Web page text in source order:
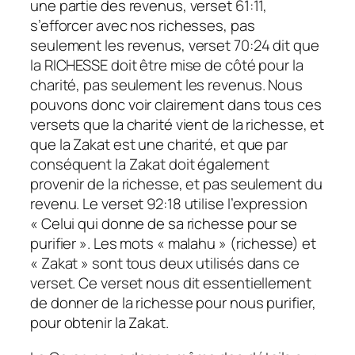
une partie des revenus, verset 61:11,
s’efforcer avec nos richesses, pas
seulement les revenus, verset 70:24 dit que
la RICHESSE doit être mise de côté pour la
charité, pas seulement les revenus. Nous
pouvons donc voir clairement dans tous ces
versets que la charité vient de la richesse, et
que la Zakat est une charité, et que par
conséquent la Zakat doit également
provenir de la richesse, et pas seulement du
revenu. Le verset 92:18 utilise l’expression
« Celui qui donne de sa richesse pour se
purifier ». Les mots « malahu » (richesse) et
« Zakat » sont tous deux utilisés dans ce
verset. Ce verset nous dit essentiellement
de donner de la richesse pour nous purifier,
pour obtenir la Zakat.